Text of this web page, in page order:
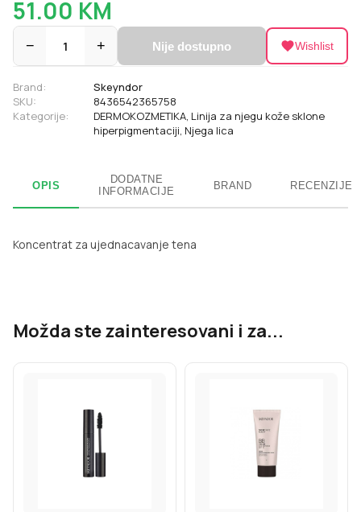
51.00 KM
− 1 + Nije dostupno Wishlist
Brand:
Skeyndor
SKU:
8436542365758
Kategorije:
DERMOKOZMETIKA, Linija za njegu kože sklone
hiperpigmentaciji, Njega lica
OPIS
DODATNE
INFORMACIJE
BRAND RECENZIJE
Koncentrat za ujednacavanje tena
Možda ste zainteresovani i za...